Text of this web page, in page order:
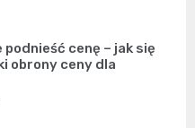
cenę – jak się
obrony ceny dla